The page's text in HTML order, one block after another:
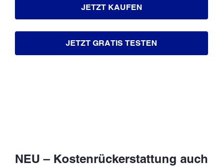
JETZT KAUFEN
JETZT GRATIS TESTEN
NEU – Kostenrückerstattung auch